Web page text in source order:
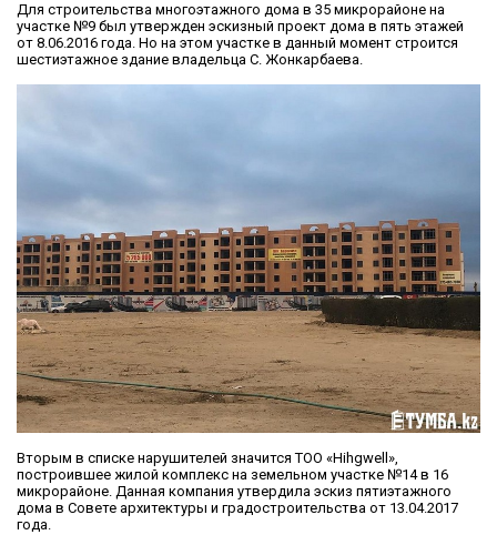
Для строительства многоэтажного дома в 35 микрорайоне на
участке №9 был утвержден эскизный проект дома в пять этажей
от 8.06.2016 года. Но на этом участке в данный момент строится
шестиэтажное здание владельца С. Жонкарбаева.
Вторым в списке нарушителей значится ТОО «Hihgwell»,
построившее жилой комплекс на земельном участке №14 в 16
микрорайоне. Данная компания утвердила эскиз пятиэтажного
дома в Совете архитектуры и градостроительства от 13.04.2017
года.